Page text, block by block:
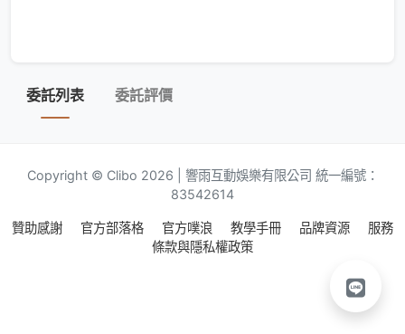
委託列表 委託評價
Copyright © Clibo 2026 | 響雨互動娛樂有限公司 統一編號：
83542614
贊助感謝 官方部落格 官方噗浪 教學手冊 品牌資源
服務
條款與隱私權政策